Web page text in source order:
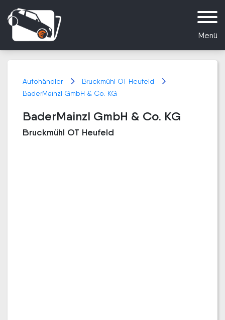
Menü
Autohändler
Bruckmühl OT Heufeld
BaderMainzl GmbH & Co. KG
BaderMainzl GmbH & Co. KG
Bruckmühl OT Heufeld